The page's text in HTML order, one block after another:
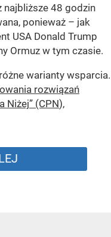
najbliższe 48 godzin
ponieważ – jak
USA Donald Trump
Ormuz w tym czasie.
warianty wsparcia.
rozwiązań
Niżej” (CPN),